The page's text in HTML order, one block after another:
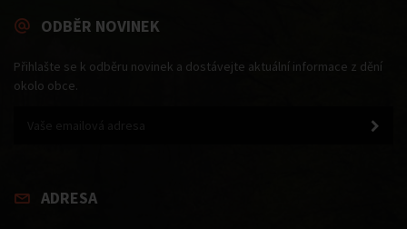
ODBĚR NOVINEK
Přihlašte se k odběru novinek a dostávejte aktuální informace z dění
okolo obce.
ADRESA